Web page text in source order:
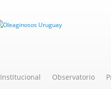
Institucional Observatorio